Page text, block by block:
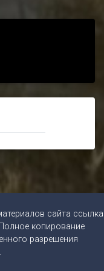
сайта ссылка
копирование
разрешения